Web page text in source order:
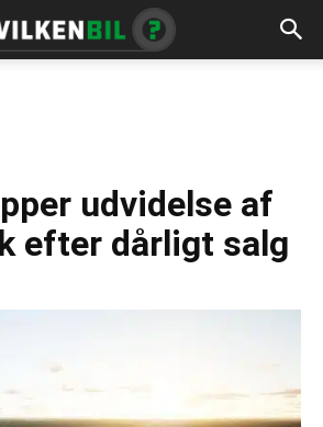
udvidelse af
efter dårligt salg